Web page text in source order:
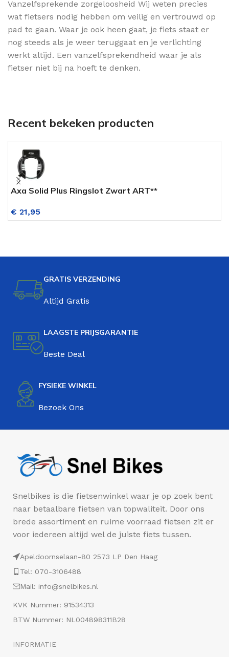
Vanzelfsprekende zorgeloosheid Wij weten precies
wat fietsers nodig hebben om veilig en vertrouwd op
pad te gaan. Waar je ook heen gaat, je fiets staat er
nog steeds als je weer teruggaat en je verlichting
werkt altijd. Een vanzelfsprekendheid waar je als
fietser niet bij na hoeft te denken.
Recent bekeken producten
Axa Solid Plus Ringslot Zwart ART**
€ 21,95
GRATIS VERZENDING
Altijd Gratis
LAAGSTE PRIJSGARANTIE
Beste Deal
FYSIEKE WINKEL
Bezoek Ons
Snelbikes is die fietsenwinkel waar je op zoek bent
naar betaalbare fietsen van topwaliteit. Door ons
brede assortiment en ruime voorraad fietsen zit er
voor iedereen altijd wel de juiste fiets tussen.
Apeldoornselaan-80 2573 LP Den Haag
Tel: 070-3106488
Mail: info@snelbikes.nl
KVK Nummer: 91534313
BTW Nummer: NL004898311B28
INFORMATIE